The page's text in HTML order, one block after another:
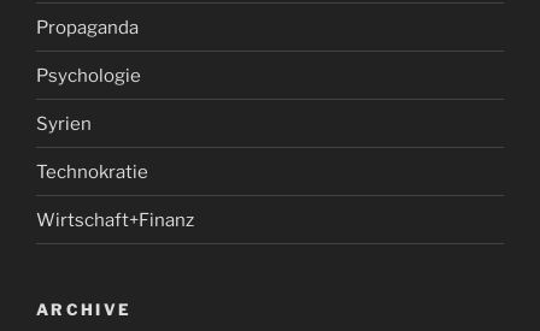
Propaganda
Psychologie
Syrien
Technokratie
Wirtschaft+Finanz
ARCHIVE